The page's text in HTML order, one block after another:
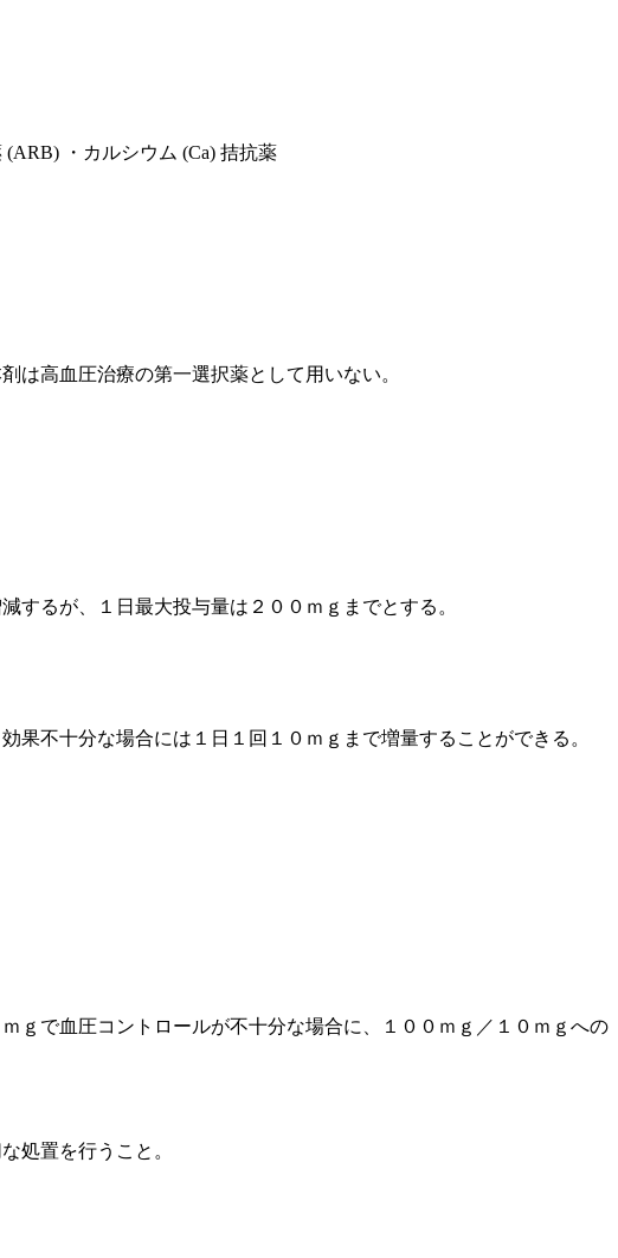
・カルシウム (Ca) 拮抗薬
は高血圧治療の第一選択薬として用いない。
するが、１日最大投与量は２００ｍｇまでとする。
不十分な場合には１日１回１０ｍｇまで増量することができる。
ｇで血圧コントロールが不十分な場合に、１００ｍｇ／１０ｍｇへの
処置を行うこと。